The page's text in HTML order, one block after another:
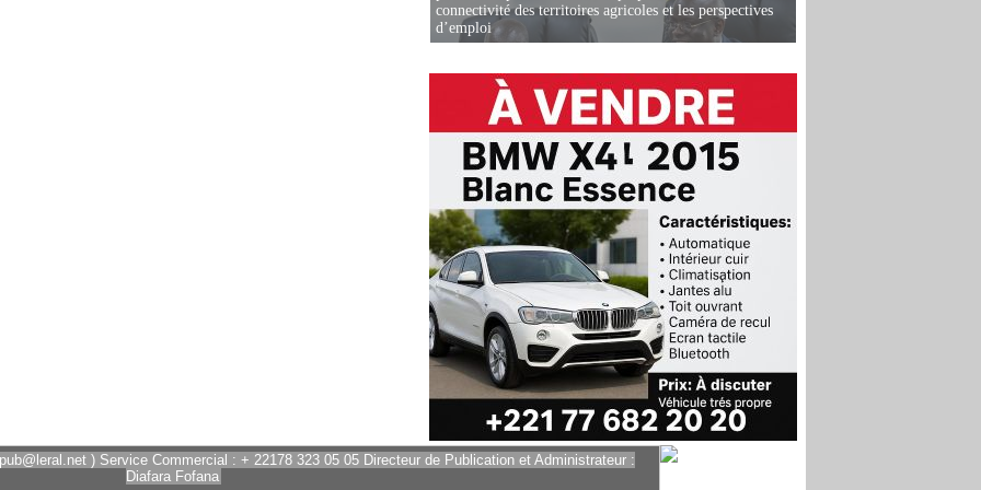
connectivité des territoires agricoles et les perspectives
d’emploi
) Service Commercial : + 22178 323 05 05 Directeur de Publication et Administrateur :
Diafara Fofana